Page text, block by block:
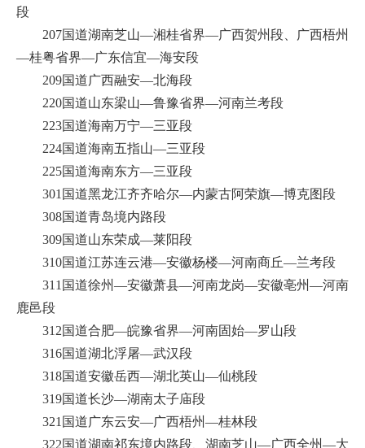
段
207国道湖南芝山—湘桂省界—广西贺州段、广西梧州
—桂粤省界—广东信宜—海安段
209国道广西融安—北海段
220国道山东梁山—鲁豫省界—河南兰考段
223国道海南万宁—三亚段
224国道海南五指山—三亚段
225国道海南东方—三亚段
301国道黑龙江齐齐哈尔—内蒙古阿荣旗—博克图段
308国道青岛境内路段
309国道山东荣成—莱阳段
310国道江苏连云港—安徽杨楼—河南商丘—兰考段
311国道徐州—安徽萧县—河南龙岗—安徽亳州—河南
鹿邑段
312国道合肥—皖豫省界—河南固始—罗山段
316国道湖北浮屠—武汉段
318国道安徽岳西—湖北英山—仙桃段
319国道长沙—湖南太子庙段
321国道广东云安—广西梧州—桂林段
322国道湖南祁东境内路段、湖南芝山—广西全州—大